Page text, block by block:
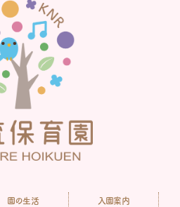
園の生活
入園案内